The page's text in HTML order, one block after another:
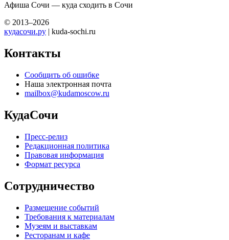
Афиша Сочи — куда сходить в Сочи
© 2013–2026
кудасочи.ру | kuda-sochi.ru
Контакты
Сообщить об ошибке
Наша электронная почта
mailbox@kudamoscow.ru
КудаСочи
Пресс-релиз
Редакционная политика
Правовая информация
Формат ресурса
Сотрудничество
Размещение событий
Требования к материалам
Музеям и выставкам
Ресторанам и кафе